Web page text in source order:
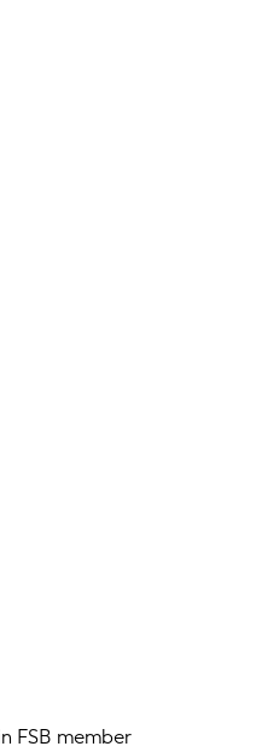
FSB member